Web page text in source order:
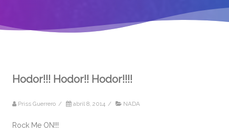
Hodor!!! Hodor!! Hodor!!!!
Priss Guerrero / abril 8, 2014 / NADA
Rock Me ON!!!